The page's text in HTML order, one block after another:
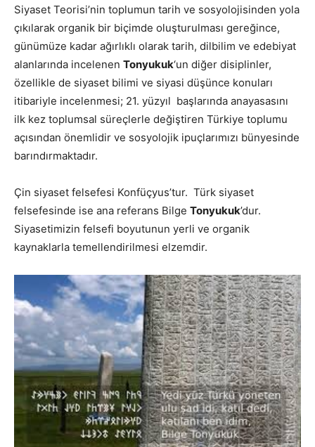
Siyaset Teorisi’nin toplumun tarih ve sosyolojisinden yola
çıkılarak organik bir biçimde oluşturulması gereğince,
günümüze kadar ağırlıklı olarak tarih, dilbilim ve edebiyat
alanlarında incelenen Tonyukuk‘un diğer disiplinler,
özellikle de siyaset bilimi ve siyasi düşünce konuları
itibariyle incelenmesi; 21. yüzyıl başlarında anayasasını
ilk kez toplumsal süreçlerle değiştiren Türkiye toplumu
açısından önemlidir ve sosyolojik ipuçlarımızı bünyesinde
barındırmaktadır.
Çin siyaset felsefesi Konfüçyus’tur. Türk siyaset
felsefesinde ise ana referans Bilge Tonyukuk’dur.
Siyasetimizin felsefi boyutunun yerli ve organik
kaynaklarla temellendirilmesi elzemdir.